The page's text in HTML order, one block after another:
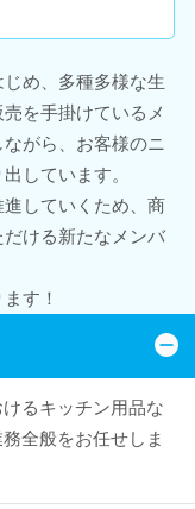
め、多種多様な生
を手掛けているメ
がら、お客様のニ
しています。
していくため、商
ける新たなメンバ
す！
るキッチン用品な
全般をお任せしま